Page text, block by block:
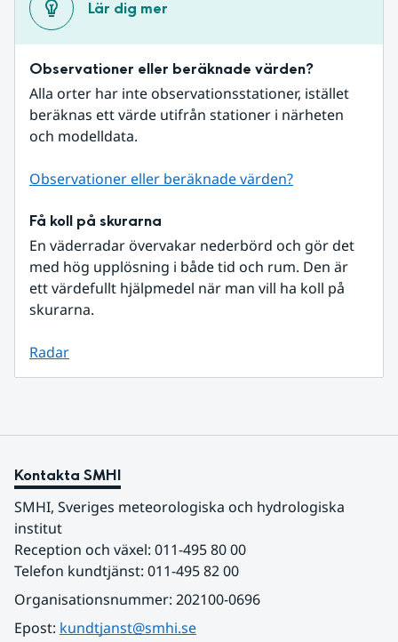
Lär dig mer
Observationer eller beräknade värden?
Alla orter har inte observationsstationer, istället
beräknas ett värde utifrån stationer i närheten
och modelldata.
Observationer eller beräknade värden?
Få koll på skurarna
En väderradar övervakar nederbörd och gör det
med hög upplösning i både tid och rum. Den är
ett värdefullt hjälpmedel när man vill ha koll på
skurarna.
Radar
Kontakta SMHI
SMHI, Sveriges meteorologiska och hydrologiska
institut
Reception och växel: 011-495 80 00
Telefon kundtjänst: 011-495 82 00
Organisationsnummer: 202100-0696
Epost: kundtjanst@smhi.se